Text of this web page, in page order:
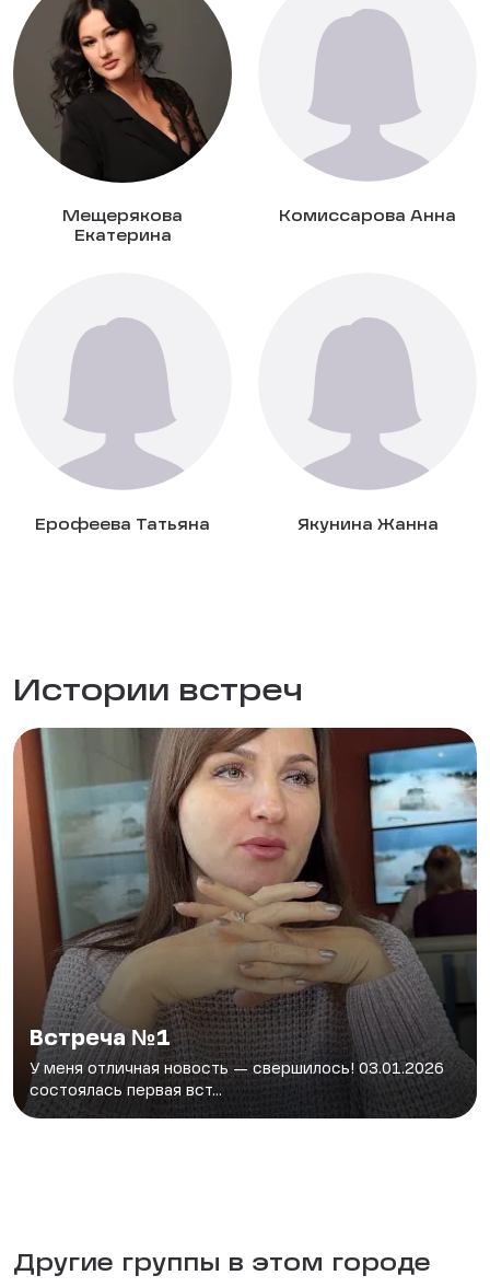
Мещерякова
Екатерина
Комиссарова Анна
Ерофеева Татьяна Якунина Жанна
Истории встреч
Встреча №1
У меня отличная новость — свершилось! 03.01.2026
состоялась первая вст...
Другие группы в этом городе